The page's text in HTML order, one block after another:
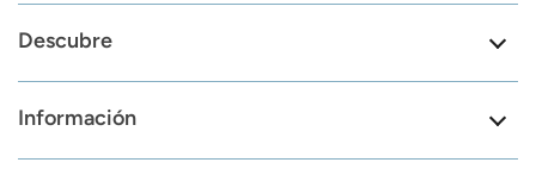
Descubre
Información